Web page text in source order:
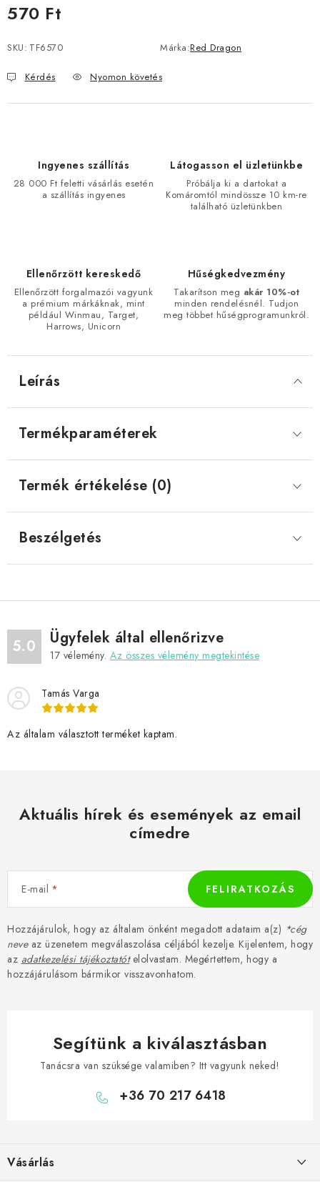
570 Ft
SKU: TF6570 Márka:Red Dragon
Kérdés Nyomon követés
Ingyenes szállítás
28 000 Ft feletti vásárlás esetén
a szállítás ingyenes
Látogasson el üzletünkbe
Próbálja ki a dartokat a
Komáromtól mindössze 10 km-re
található üzletünkben
Ellenőrzött kereskedő
Ellenőrzött forgalmazói vagyunk
a prémium márkáknak, mint
például Winmau, Target,
Harrows, Unicorn
Hűségkedvezmény
Takarítson meg akár 10%-ot
minden rendelésnél. Tudjon
meg többet hűségprogramunkról.
Leírás
Termékparaméterek
Termék értékelése (0)
Beszélgetés
5.0 Ügyfelek által ellenőrizve
17 vélemény. Az összes vélemény megtekintése
Tamás Varga
Az általam választott terméket kaptam.
Aktuális hírek és események az email
címedre
E-mail
Hozzájárulok, hogy az általam önként megadott adataim a(z) *cég
neveaz üzenetem megválaszolása céljából kezelje. Kijelentem, hogy
az adatkezelési tájékoztatótelolvastam. Megértettem, hogy a
hozzájárulásom bármikor visszavonhatom.
FELIRATKOZÁS
Segítünk a kiválasztásban
Tanácsra van szüksége valamiben? Itt vagyunk neked!
+36 70 217 6418
bVásárlás